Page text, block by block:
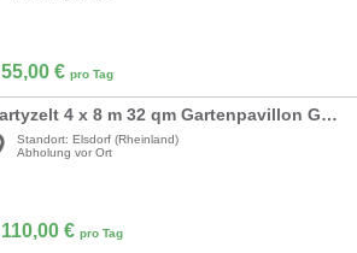
55,00 € pro Tag
Partyzelt 4 x 8 m 32 qm Gartenpavillon Gartenzelt Eventzelt mit wasserdichter Plane Festzelt mit UV
Standort: Elsdorf (Rheinland)
Abholung vor Ort
110,00 € pro Tag